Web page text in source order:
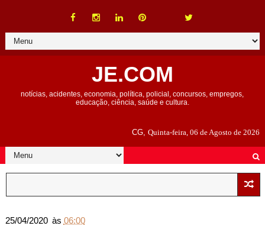
JE.COM
notícias, acidentes, economia, política, policial, concursos, empregos,
educação, ciência, saúde e cultura.
CG,Quinta-feira, 06 de Agosto de 2026
25/04/2020 às 06:00